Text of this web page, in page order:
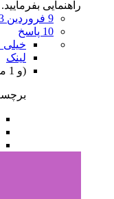
راهنمایی بفرمایید.
9 فروردین 1393
10 پاسخ
خیلی
لینک
(و 1 مورد دیگر)